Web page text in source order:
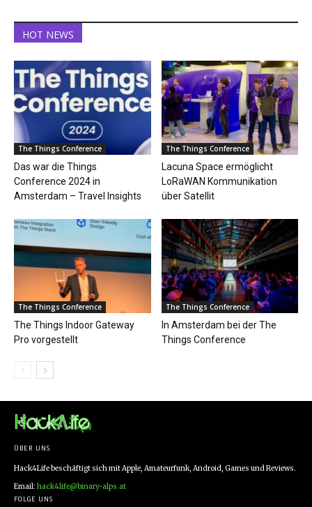
HOT NEWS
The Things Conference
Das war die Things
Conference 2024 in
Amsterdam – Travel Insights
The Things Conference
Lacuna Space ermöglicht
LoRaWAN Kommunikation
über Satellit
The Things Conference
The Things Indoor Gateway
Pro vorgestellt
The Things Conference
In Amsterdam bei der The
Things Conference
ÜBER UNS
Hack4Life beschäftigt sich mit Apple, Amateurfunk, Android, Games und Reviews.
Email: hack4life@binary-alps.at
FOLGE UNS